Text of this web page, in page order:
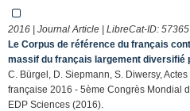
2016 | Journal Article | LibreCat-ID: 57365
Le Corpus de référence du français
massif du français largement diversifié
C. Bürgel, D. Siepmann, S. Diwersy,
française 2016 - 5ème Congrès Mondial
EDP Sciences (2016).